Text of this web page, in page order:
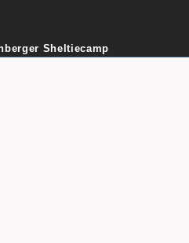
Sheltiecamp